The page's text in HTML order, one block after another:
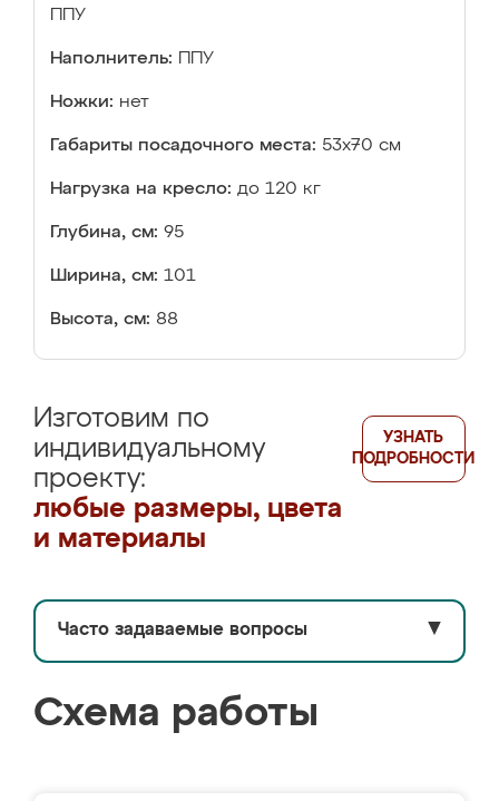
ППУ
Наполнитель: ППУ
Ножки: нет
Габариты посадочного места: 53x70 см
Нагрузка на кресло: до 120 кг
Глубина, см: 95
Ширина, см: 101
Высота, см: 88
Изготовим по
индивидуальному
проекту:
любые размеры, цвета
и материалы
УЗНАТЬ
ПОДРОБНОСТИ
Часто задаваемые вопросы ▼
Схема работы